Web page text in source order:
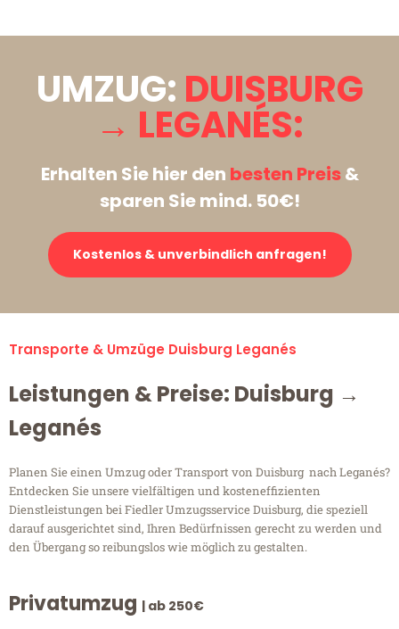
UMZUG: DUISBURG
→ LEGANÉS:
Erhalten Sie hier den besten Preis&
sparen Sie mind. 50€!
Kostenlos & unverbindlich anfragen!
Transporte & Umzüge Duisburg Leganés
Leistungen & Preise: Duisburg →
Leganés
Planen Sie einen Umzug oder Transport von Duisburg nach Leganés?
Entdecken Sie unsere vielfältigen und kosteneffizienten
Dienstleistungen bei Fiedler Umzugsservice Duisburg, die speziell
darauf ausgerichtet sind, Ihren Bedürfnissen gerecht zu werden und
den Übergang so reibungslos wie möglich zu gestalten.
Privatumzug | ab 250€